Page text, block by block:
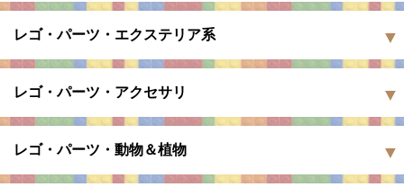
レゴ・パーツ・エクステリア系
レゴ・パーツ・アクセサリ
レゴ・パーツ・動物＆植物